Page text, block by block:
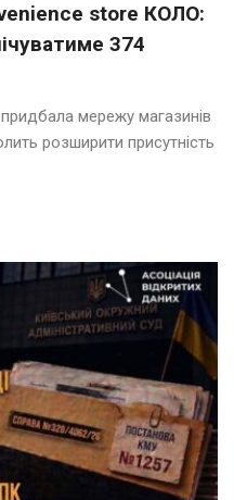
store КОЛО:
374
мережу магазинів
розширити присутність